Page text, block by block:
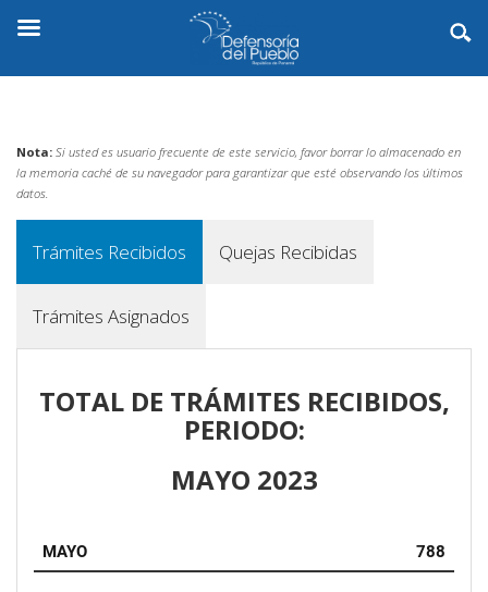
Nota: Si usted es usuario frecuente de este servicio, favor borrar lo almacenado en
la memoria caché de su navegador para garantizar que esté observando los últimos
datos.
Trámites Recibidos Quejas Recibidas
Trámites Asignados
TOTAL DE TRÁMITES RECIBIDOS,
PERIODO:
MAYO 2023